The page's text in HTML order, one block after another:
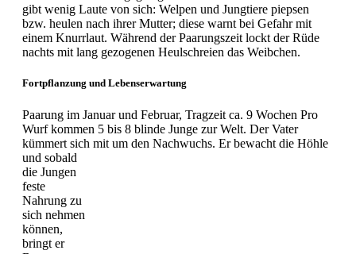
gibt wenig Laute von sich: Welpen und Jungtiere piepsen
bzw. heulen nach ihrer Mutter; diese warnt bei Gefahr mit
einem Knurrlaut. Während der Paarungszeit lockt der Rüde
nachts mit lang gezogenen Heulschreien das Weibchen.
Fortpflanzung und Lebenserwartung
Paarung im Januar und Februar, Tragzeit ca. 9 Wochen Pro
Wurf kommen 5 bis 8 blinde Junge zur Welt. Der Vater
kümmert sich mit um den Nachwuchs. Er bewacht die Höhle
und sobald
die Jungen
feste
Nahrung zu
sich nehmen
können,
bringt er